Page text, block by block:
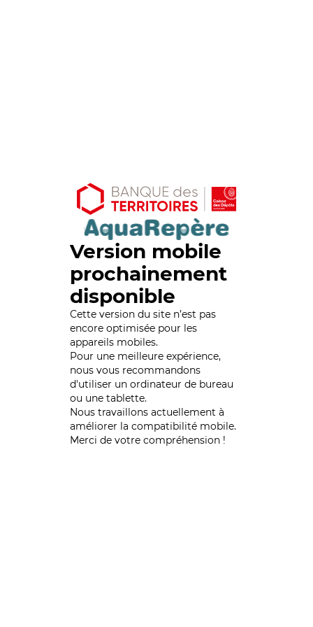
Version mobile
prochainement
disponible
Cette version du site n’est pas
encore optimisée pour les
appareils mobiles.
Pour une meilleure expérience,
nous vous recommandons
d'utiliser un ordinateur de bureau
ou une tablette.
Nous travaillons actuellement à
améliorer la compatibilité mobile.
Merci de votre compréhension !